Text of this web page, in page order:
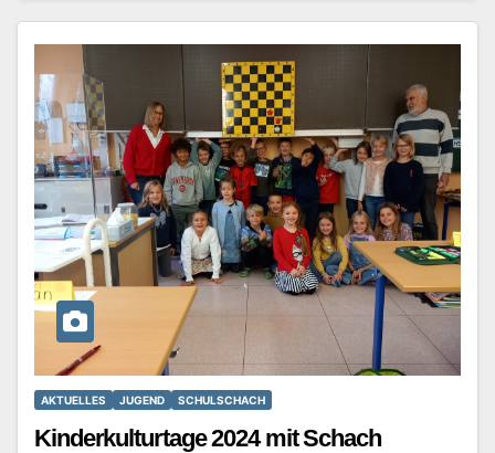
AKTUELLES JUGEND SCHULSCHACH
Kinderkulturtage 2024 mit Schach